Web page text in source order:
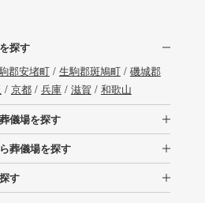
探す
郡安堵町/ 生駒郡斑鳩町/ 磯城郡
/ 京都/ 兵庫/ 滋賀 / 和歌山
儀場を探す
葬儀場を探す
す